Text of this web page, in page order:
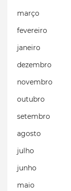
março
fevereiro
janeiro
dezembro
novembro
outubro
setembro
agosto
julho
junho
maio